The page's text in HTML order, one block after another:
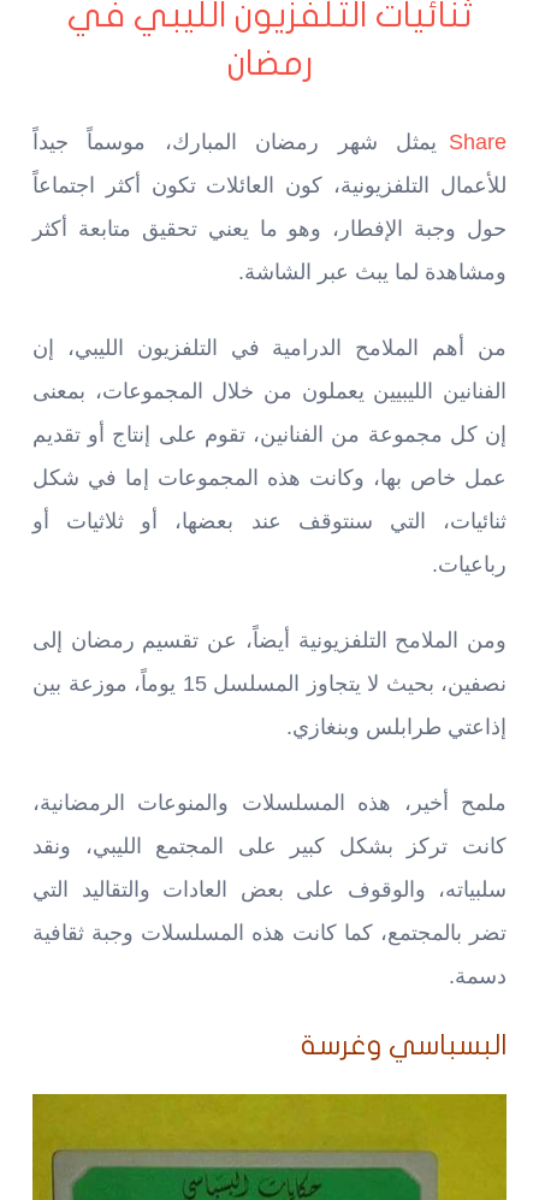
ثنائيات التلفزيون الليبي في
رمضان
Share يمثل شهر رمضان المبارك، موسماً جيداً
للأعمال التلفزيونية، كون العائلات تكون أكثر اجتماعاً
حول وجبة الإفطار، وهو ما يعني تحقيق متابعة أكثر
ومشاهدة لما يبث عبر الشاشة.
من أهم الملامح الدرامية في التلفزيون الليبي، إن
الفنانين الليبيين يعملون من خلال المجموعات، بمعنى
إن كل مجموعة من الفنانين، تقوم على إنتاج أو تقديم
عمل خاص بها، وكانت هذه المجموعات إما في شكل
ثنائيات، التي سنتوقف عند بعضها، أو ثلاثيات أو
رباعيات.
ومن الملامح التلفزيونية أيضاً، عن تقسيم رمضان إلى
نصفين، بحيث لا يتجاوز المسلسل 15 يوماً، موزعة بين
إذاعتي طرابلس وبنغازي.
ملمح أخير، هذه المسلسلات والمنوعات الرمضانية،
كانت تركز بشكل كبير على المجتمع الليبي، ونقد
سلبياته، والوقوف على بعض العادات والتقاليد التي
تضر بالمجتمع، كما كانت هذه المسلسلات وجبة ثقافية
دسمة.
البسباسي وغرسة